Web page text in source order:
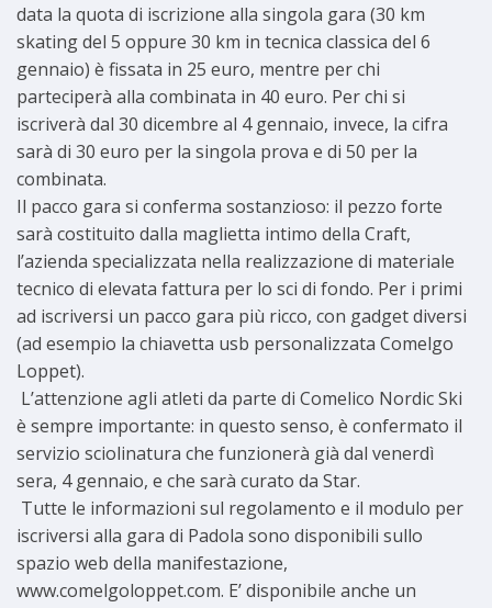
data la quota di iscrizione alla singola gara (30 km
skating del 5 oppure 30 km in tecnica classica del 6
gennaio) è fissata in 25 euro, mentre per chi
parteciperà alla combinata in 40 euro. Per chi si
iscriverà dal 30 dicembre al 4 gennaio, invece, la cifra
sarà di 30 euro per la singola prova e di 50 per la
combinata.
Il pacco gara si conferma sostanzioso: il pezzo forte
sarà costituito dalla maglietta intimo della Craft,
l’azienda specializzata nella realizzazione di materiale
tecnico di elevata fattura per lo sci di fondo. Per i primi
ad iscriversi un pacco gara più ricco, con gadget diversi
(ad esempio la chiavetta usb personalizzata Comelgo
Loppet).
L’attenzione agli atleti da parte di Comelico Nordic Ski
è sempre importante: in questo senso, è confermato il
servizio sciolinatura che funzionerà già dal venerdì
sera, 4 gennaio, e che sarà curato da Star.
Tutte le informazioni sul regolamento e il modulo per
iscriversi alla gara di Padola sono disponibili sullo
spazio web della manifestazione,
www.comelgoloppet.com. E’ disponibile anche un